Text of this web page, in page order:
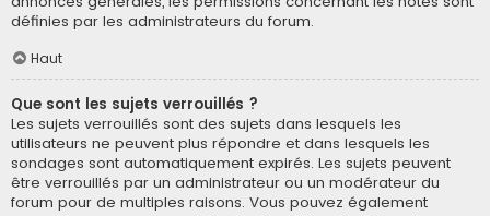
définies par les administrateurs du forum.
Haut
Que sont les sujets verrouillés ?
Les sujets verrouillés sont des sujets dans lesquels les
utilisateurs ne peuvent plus répondre et dans lesquels les
sondages sont automatiquement expirés. Les sujets peuvent
être verrouillés par un administrateur ou un modérateur du
forum pour de multiples raisons. Vous pouvez également